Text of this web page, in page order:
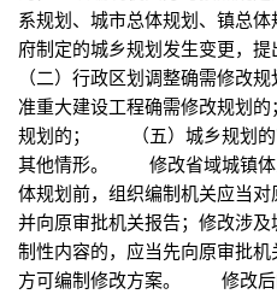
系规划、城市总体规划、镇
府制定的城乡规划发生变更
（二）行政区划调整确需修
准重大建设工程确需修改规
规划的； （五）城乡规划的
其他情形。 修改省域城镇体
体规划前，组织编制机关应当对
并向原审批机关报告；修改涉
制性内容的，应当先向原审批机
方可编制修改方案。 修改后